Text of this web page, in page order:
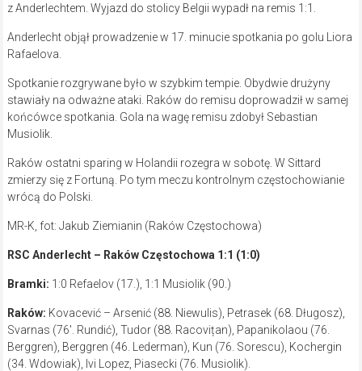
z Anderlechtem. Wyjazd do stolicy Belgii wypadł na remis 1:1.
Anderlecht objął prowadzenie w 17. minucie spotkania po golu Liora
Rafaelova.
Spotkanie rozgrywane było w szybkim tempie. Obydwie drużyny
stawiały na odważne ataki. Raków do remisu doprowadził w samej
końcówce spotkania. Gola na wagę remisu zdobył Sebastian
Musiolik.
Raków ostatni sparing w Holandii rozegra w sobotę. W Sittard
zmierzy się z Fortuną. Po tym meczu kontrolnym częstochowianie
wrócą do Polski.
MR-K, fot: Jakub Ziemianin (Raków Częstochowa)
RSC Anderlecht – Raków Częstochowa 1:1 (1:0)
Bramki: 1:0 Refaelov (17.), 1:1 Musiolik (90.)
Raków: Kovacević – Arsenić (88. Niewulis), Petrasek (68. Długosz),
Svarnas (76′. Rundić), Tudor (88. Racovițan), Papanikolaou (76.
Berggren), Berggren (46. Lederman), Kun (76. Sorescu), Kochergin
(34. Wdowiak), Ivi Lopez, Piasecki (76. Musiolik).